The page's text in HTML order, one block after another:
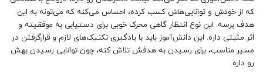
که از خودش و توانایی‌هاش کسب کرده، احساس می‌کنه که می‌تونه به این
هدف برسه. این نوع انتظار گاهی محرک خوبی برای دستیابی به موفقیته و
اثر مثبتی داره. این دانش‌آموز باید با یادگیری تکنیک‌های لازم و قرارگرفتن در
مسیر مناسب، برای رسیدن به هدفش تلاش کنه، چون توانایی رسیدن بهش
رو داره.